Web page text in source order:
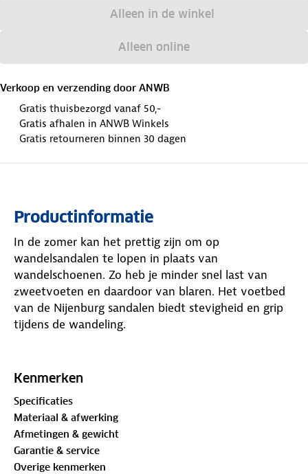
Alleen in de winkel
Alleen online
Verkoop en verzending door ANWB
Gratis thuisbezorgd vanaf 50,-
Gratis afhalen in ANWB Winkels
Gratis retourneren binnen 30 dagen
Productinformatie
In de zomer kan het prettig zijn om op
wandelsandalen te lopen in plaats van
wandelschoenen. Zo heb je minder snel last van
zweetvoeten en daardoor van blaren. Het voetbed
van de Nijenburg sandalen biedt stevigheid en grip
tijdens de wandeling.
met klittenband verstelbare banden op de hiel, de
mooi zitten en is de pasvorm goed op de vorm van
de voet aan te passen. Dankzij het ademend
vermogen van het voetbed is deze sandaal extra
prettig op de warme dagen.
Kenmerken
Specificaties
Materiaal & afwerking
Afmetingen & gewicht
Garantie & service
Overige kenmerken